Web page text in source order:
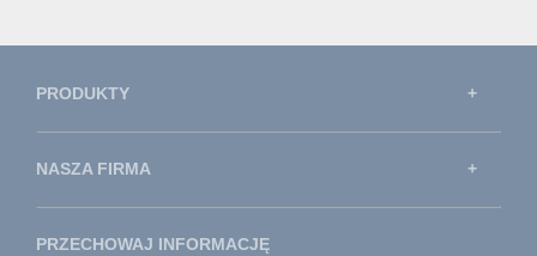
PRODUKTY
NASZA FIRMA
PRZECHOWAJ INFORMACJĘ